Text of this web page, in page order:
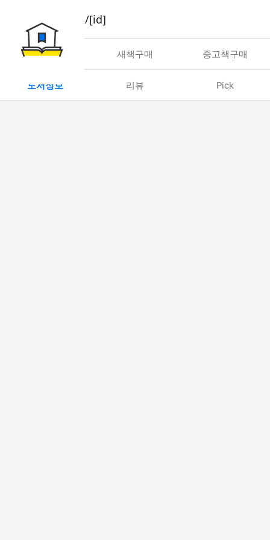
book/rent/[id]
대여 새책구매 중고책구매
도서정보 리뷰 Pick